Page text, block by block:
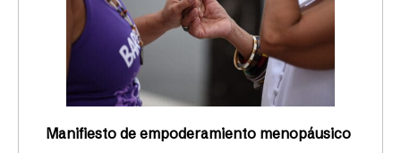
Manifiesto de empoderamiento menopáusico